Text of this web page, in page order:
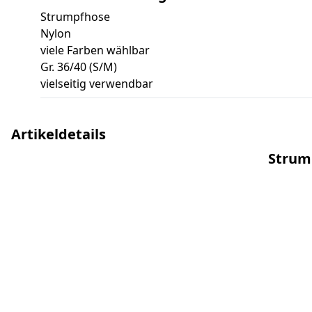
Strumpfhose
Nylon
viele Farben wählbar
Gr. 36/40 (S/M)
vielseitig verwendbar
Artikeldetails